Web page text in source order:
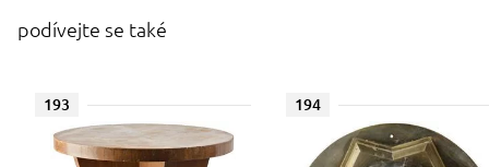
podívejte se také
193 194